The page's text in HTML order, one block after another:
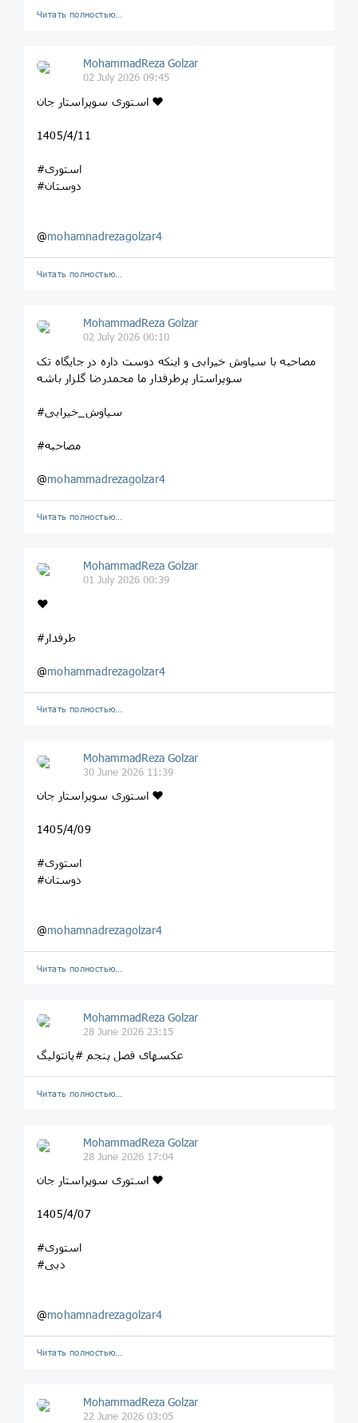
Читать полностью…
MohammadReza Golzar
02 July 2026 09:45
استوری سوپراستار جان ❤️
1405/4/11
#استوری
#دوستان
@mohamnadrezagolzar4
Читать полностью…
MohammadReza Golzar
02 July 2026 00:10
مصاحبه با سیاوش خیرابی و اینکه دوست داره در جایگاه تک
سوپراستار پرطرفدار ما محمدرضا گلزار باشه
#سیاوش_خیرابی
#مصاحبه
@mohammadrezagolzar4
Читать полностью…
MohammadReza Golzar
01 July 2026 00:39
❤️
#طرفدار
@mohammadrezagolzar4
Читать полностью…
MohammadReza Golzar
30 June 2026 11:39
استوری سوپراستار جان ❤️
1405/4/09
#استوری
#دوستان
@mohamnadrezagolzar4
Читать полностью…
MohammadReza Golzar
28 June 2026 23:15
عکسهای فصل پنجم #پانتولیگ
Читать полностью…
MohammadReza Golzar
28 June 2026 17:04
استوری سوپراستار جان ❤️
1405/4/07
#استوری
#دبی
@mohamnadrezagolzar4
Читать полностью…
MohammadReza Golzar
22 June 2026 03:05